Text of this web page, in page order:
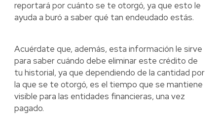
reportará por cuánto se te otorgó, ya que esto le
ayuda a buró a saber qué tan endeudado estás.
Acuérdate que, además, esta información le sirve
para saber cuándo debe eliminar este crédito de
tu historial, ya que dependiendo de la cantidad por
la que se te otorgó, es el tiempo que se mantiene
visible para las entidades financieras, una vez
pagado.